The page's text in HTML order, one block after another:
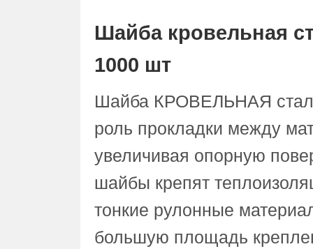
Шайба кровельная
1000 шт
Шайба КРОВЕЛЬНАЯ
роль прокладки между
увеличивая опорную
шайбы крепят
тонкие рулонные
большую площадь